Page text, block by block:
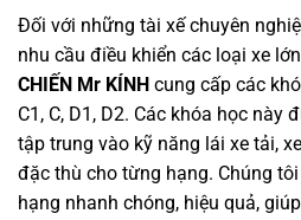
Đối với những tài xế chuyên
nhu cầu điều khiển các loại xe
CHIẾN Mr KÍNH cung cấp các
C1, C, D1, D2. Các khóa học này
tập trung vào kỹ năng lái xe tải,
đặc thù cho từng hạng. Chúng
hạng nhanh chóng, hiệu quả,